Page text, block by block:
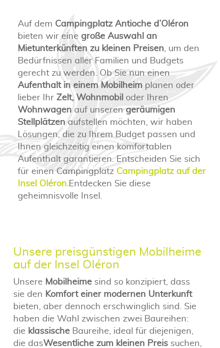
Auf dem Campingplatz Antioche d’Oléron
bieten wir eine große Auswahl an
Mietunterkünften zu kleinen Preisen, um den
Bedürfnissen aller Familien und Budgets
gerecht zu werden. Ob Sie nun einen
Aufenthalt in einem Mobilheimplanen oder
lieber Ihr Zelt, Wohnmobil oder Ihren
Wohnwagen auf unserengeräumigen
Stellplätzenaufstellen möchten, wir haben
Lösungen, die zu Ihrem Budget passen und
Ihnen gleichzeitig einen komfortablen
Aufenthalt garantieren. Entscheiden Sie sich
für einen Campingplatz Campingplatz auf der
Insel Oléron.Entdecken Sie diese
geheimnisvolle Insel.
Unsere preisgünstigen Mobilheime
auf der Insel Oléron
Unsere Mobilheimesind so konzipiert, dass
sie den Komfort einer modernen Unterkunft
bieten, aber dennoch erschwinglich sind. Sie
haben die Wahl zwischen zwei Baureihen:
die klassischeBaureihe, ideal für diejenigen,
die dasWesentliche zum kleinen Preissuchen,